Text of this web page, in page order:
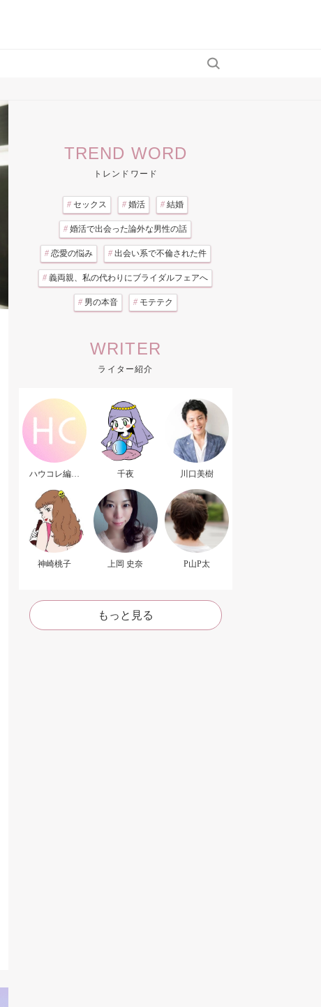
TREND WORD
トレンドワード
# セックス # 婚活 # 結婚
# 婚活で出会った論外な男性の話
# 恋愛の悩み # 出会い系で不倫された件
# 義両親、私の代わりにブライダルフェアへ
# 男の本音 # モテテク
WRITER
ライター紹介
ハウコレ編集
千夜 川口美樹
神崎桃子 上岡 史奈 P山P太
もっと見る